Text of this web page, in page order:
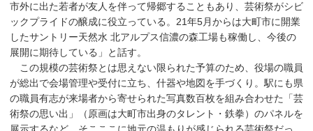
市外に出た若者が友人を伴って帰郷することもあり、芸術祭がシビ
ックプライドの醸成に役立っている。21年5月からは大町市に開業
したサントリー天然水 北アルプス信濃の森工場も稼働し、今後の
展開に期待している」と話す。
この規模の芸術祭とは思えない限られた予算のため、役場の職員
が総出で会場管理や受付に立ち、什器や地図を手づくり。駅にも県
の職員有志が来場者から寄せられた写真数百枚を組み合わせた「芸
術祭の思い出」（原画は大町市出身のタレント・鉄拳）のパネルを